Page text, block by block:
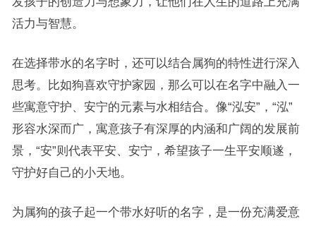
活力与智慧。
在选择带水的名字时，还可以结合属狗的特性进行深入
思考。比如狗喜欢守护家园，那么可以在名字中融入一
些寓意守护、安宁的元素与水相结合。像“泓安”，“泓”
形容水深而广，寓意孩子有深厚的内涵和广阔的发展前
景，“安”则代表平安、安宁，希望孩子一生平安顺遂，
守护好自己的小天地。
为属狗的孩子起一个带水好听的名字，是一份充满爱意